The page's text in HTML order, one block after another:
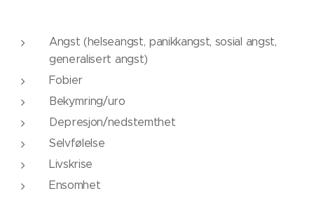
Angst (helseangst, panikkangst, sosial angst,
generalisert angst)
Fobier
Bekymring/uro
Depresjon/nedstemthet
Selvfølelse
Livskrise
Ensomhet